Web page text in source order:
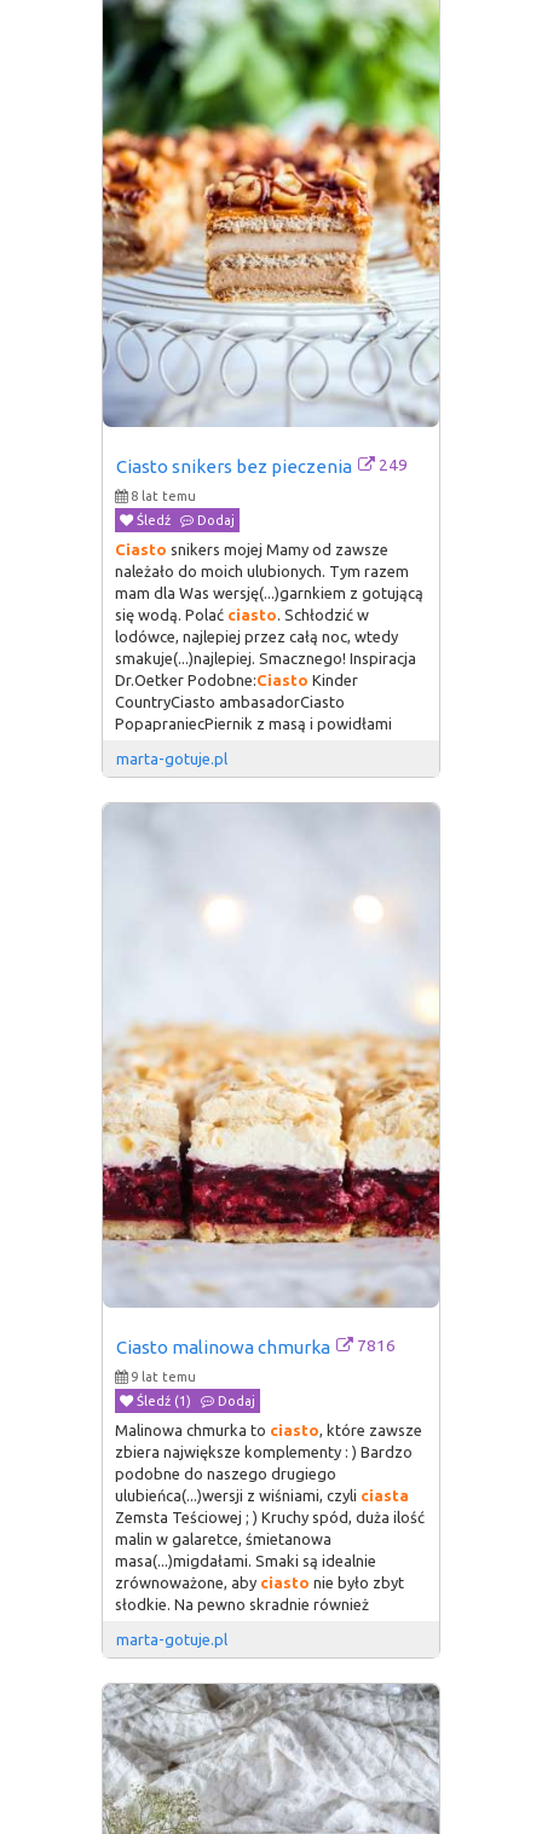
Ciasto snikers bez pieczenia 249
8 lat temu
Śledź
Dodaj
Ciasto snikers mojej Mamy od zawsze
należało do moich ulubionych. Tym razem
mam dla Was wersję(...)garnkiem z gotującą
się wodą. Polać ciasto. Schłodzić w
lodówce, najlepiej przez całą noc, wtedy
smakuje(...)najlepiej. Smacznego! Inspiracja
Dr.Oetker Podobne:Ciasto Kinder
CountryCiasto ambasadorCiasto
PopapraniecPiernik z masą i powidłami
marta-gotuje.pl
Ciasto malinowa chmurka 7816
9 lat temu
Śledź (1)
Dodaj
Malinowa chmurka to ciasto, które zawsze
zbiera największe komplementy : ) Bardzo
podobne do naszego drugiego
ulubieńca(...)wersji z wiśniami, czyli ciasta
Zemsta Teściowej ; ) Kruchy spód, duża ilość
malin w galaretce, śmietanowa
masa(...)migdałami. Smaki są idealnie
zrównoważone, aby ciasto nie było zbyt
słodkie. Na pewno skradnie również
marta-gotuje.pl